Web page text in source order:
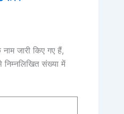
जारी किए गए हैं,
संख्या में